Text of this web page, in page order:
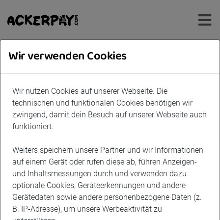
© myAcker GmbH
Hofladen Nestler
Wir verwenden Cookies
Wir nutzen Cookies auf unserer Webseite. Die
technischen und funktionalen Cookies benötigen wir
zwingend, damit dein Besuch auf unserer Webseite auch
funktioniert.
Weiters speichern unsere Partner und wir Informationen
auf einem Gerät oder rufen diese ab, führen Anzeigen-
und Inhaltsmessungen durch und verwenden dazu
optionale Cookies, Geräteerkennungen und andere
Gerätedaten sowie andere personenbezogene Daten (z.
B. IP-Adresse), um unsere Werbeaktivität zu